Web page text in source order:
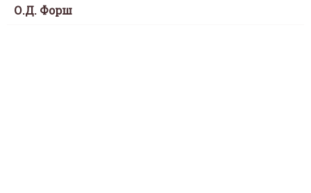
О.Д. Форш